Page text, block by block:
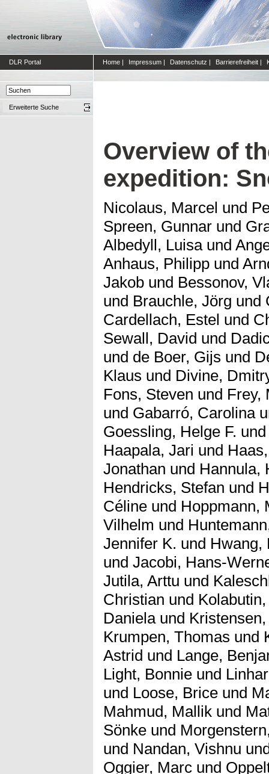
DLR Portal Home | Impressum | Datenschutz | Barrierefreiheit |
Erweiterte Suche
Overview of
expedition:
Nicolaus, Marcel und
Spreen, Gunnar und
Albedyll, Luisaund
Anhaus, Philipp und
Jakob und Bessonov,
und Brauchle, Jörg und
Cardellach, Estel und
Sewall, David und
und de Boer, Gijs und
Klaus und Divine,
Fons, Steven und Frey,
und Gabarró, Carolina
Goessling, Helge F.
Haapala, Jari und
Jonathan und Hannula,
Hendricks, Stefan und
Céline und Hoppmann,
Vilhelm und
Jennifer K. und Hwang,
und Jacobi, Hans-
Jutila, Arttu und
Christian und
Danielaund
Krumpen, Thomas und
Astrid und Lange,
Light, Bonnie und
und Loose, Brice und
Mahmud, Mallik und
Sönke und
und Nandan, Vishnu
Oggier, Marc und